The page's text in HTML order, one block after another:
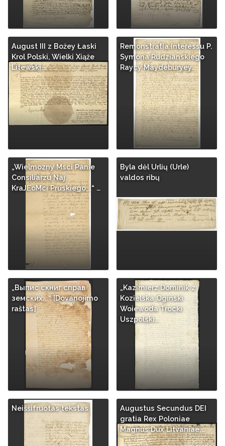
August III z Bożey Łaski
Krol Polski, Wielki Xiąże
Litewski... : …
Remonstratia Interessu P.
Symona Rudzianskiego
Raycy Maydeburyey…
„Wielmozny Msci Panie
Consiliarzu Naj.
KraJEoMci Pruskiego...“ …
Byla dėl Urlių (Urle)
valdos ribų
„Выпис скниг справ
земских...“ [Dovanojimo
raštas]
„Kazimierz Dominik z
Kozielska Ogiński
Woiewoda Trocki
Uszpolski…
Neiššifruotas tekstas
Augustus Secundus DEI
gratia Rex Poloniae
Magnus Dux Litvaniae,…